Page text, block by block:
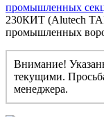
промышленных
230КИТ (Alutech
промышленных
Внимание!
текущими.
менеджера.